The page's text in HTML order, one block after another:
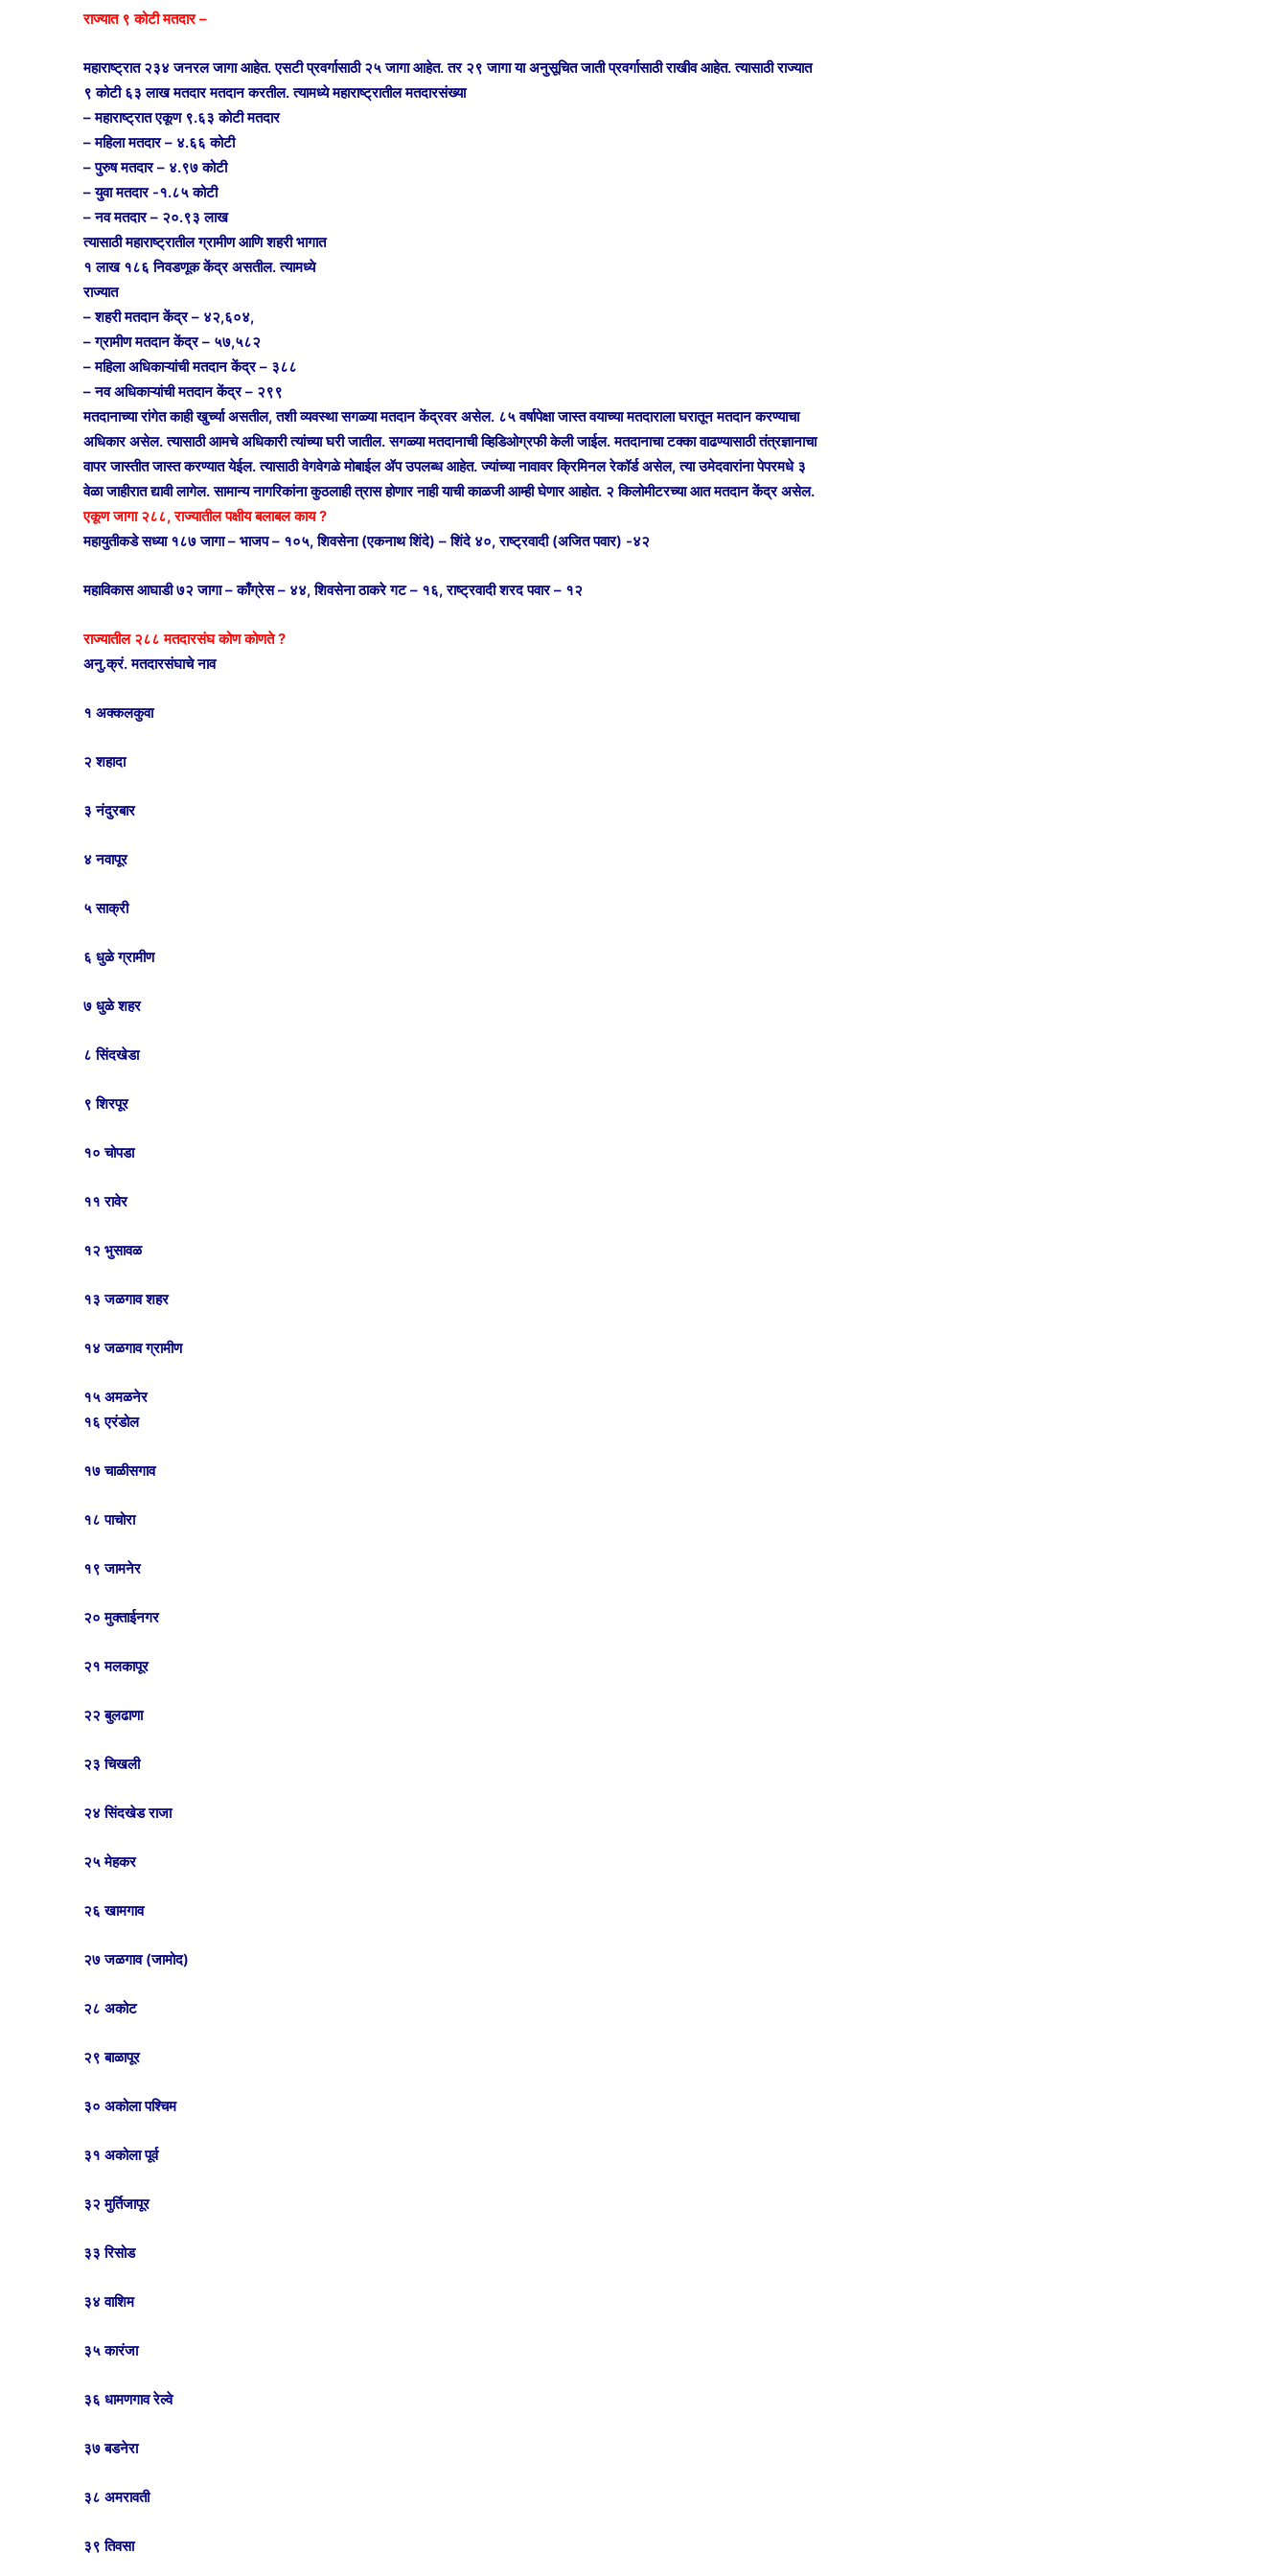
t
e s
k
i
राज्यात ९ कोटी मतदार –
महाराष्ट्रात २३४ जनरल जागा आहेत. एसटी प्रवर्गासाठी २५ जागा आहेत. तर २९ जागा या अनुसूचित जाती प्रवर्गासाठी राखीव आहेत. त्यासाठी राज्यात
९ कोटी ६३ लाख मतदार मतदान करतील. त्यामध्ये महाराष्ट्रातील मतदारसंख्या
– महाराष्ट्रात एकूण ९.६३ कोटी मतदार
– महिला मतदार – ४.६६ कोटी
– पुरुष मतदार – ४.९७ कोटी
– युवा मतदार -१.८५ कोटी
– नव मतदार – २०.९३ लाख
त्यासाठी महाराष्ट्रातील ग्रामीण आणि शहरी भागात
१ लाख १८६ निवडणूक केंद्र असतील. त्यामध्ये
राज्यात
– शहरी मतदान केंद्र – ४२,६०४,
– ग्रामीण मतदान केंद्र – ५७,५८२
– महिला अधिकाऱ्यांची मतदान केंद्र – ३८८
– नव अधिकाऱ्यांची मतदान केंद्र – २९९
मतदानाच्या रांगेत काही खुर्च्या असतील, तशी व्यवस्था सगळ्या मतदान केंद्रवर असेल. ८५ वर्षापेक्षा जास्त वयाच्या मतदाराला घरातून मतदान करण्याचा
अधिकार असेल. त्यासाठी आमचे अधिकारी त्यांच्या घरी जातील. सगळ्या मतदानाची व्हिडिओग्रफी केली जाईल. मतदानाचा टक्का वाढण्यासाठी तंत्रज्ञानाचा
वापर जास्तीत जास्त करण्यात येईल. त्यासाठी वेगवेगळे मोबाईल ॲप उपलब्ध आहेत. ज्यांच्या नावावर क्रिमिनल रेकॉर्ड असेल, त्या उमेदवारांना पेपरमधे ३
वेळा जाहीरात द्यावी लागेल. सामान्य नागरिकांना कुठलाही त्रास होणार नाही याची काळजी आम्ही घेणार आहोत. २ किलोमीटरच्या आत मतदान केंद्र असेल.
एकूण जागा २८८, राज्यातील पक्षीय बलाबल काय ?
महायुतीकडे सध्या १८७ जागा – भाजप – १०५, शिवसेना (एकनाथ शिंदे) – शिंदे ४०, राष्ट्रवादी (अजित पवार) -४२
महाविकास आघाडी ७२ जागा – काँग्रेस – ४४, शिवसेना ठाकरे गट – १६, राष्ट्रवादी शरद पवार – १२
राज्यातील २८८ मतदारसंघ कोण कोणते ?
अनु.क्रं. मतदारसंघाचे नाव
१ अक्कलकुवा
२ शहादा
३ नंदुरबार
४ नवापूर
५ साक्री
६ धुळे ग्रामीण
७ धुळे शहर
८ सिंदखेडा
९ शिरपूर
१० चोपडा
११ रावेर
१२ भुसावळ
१३ जळगाव शहर
१४ जळगाव ग्रामीण
१५ अमळनेर
१६ एरंडोल
१७ चाळीसगाव
१८ पाचोरा
१९ जामनेर
२० मुक्ताईनगर
२१ मलकापूर
२२ बुलढाणा
२३ चिखली
२४ सिंदखेड राजा
२५ मेहकर
२६ खामगाव
२७ जळगाव (जामोद)
२८ अकोट
२९ बाळापूर
३० अकोला पश्चिम
३१ अकोला पूर्व
३२ मुर्तिजापूर
३३ रिसोड
३४ वाशिम
३५ कारंजा
३६ धामणगाव रेल्वे
३७ बडनेरा
३८ अमरावती
३९ तिवसा